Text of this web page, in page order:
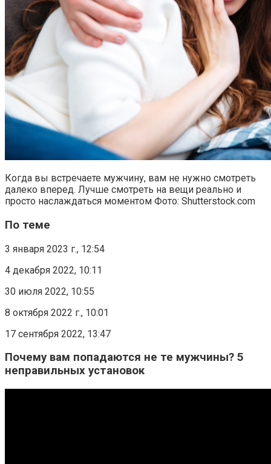
Когда вы встречаете мужчину, вам не нужно смотреть
далеко вперед. Лучше смотреть на вещи реально и
просто наслаждаться моментом Фото: Shutterstock.com
По теме
3 января 2023 г., 12:54
4 декабря 2022, 10:11
30 июля 2022, 10:55
8 октября 2022 г., 10:01
17 сентября 2022, 13:47
Почему вам попадаются не те мужчины? 5
неправильных установок